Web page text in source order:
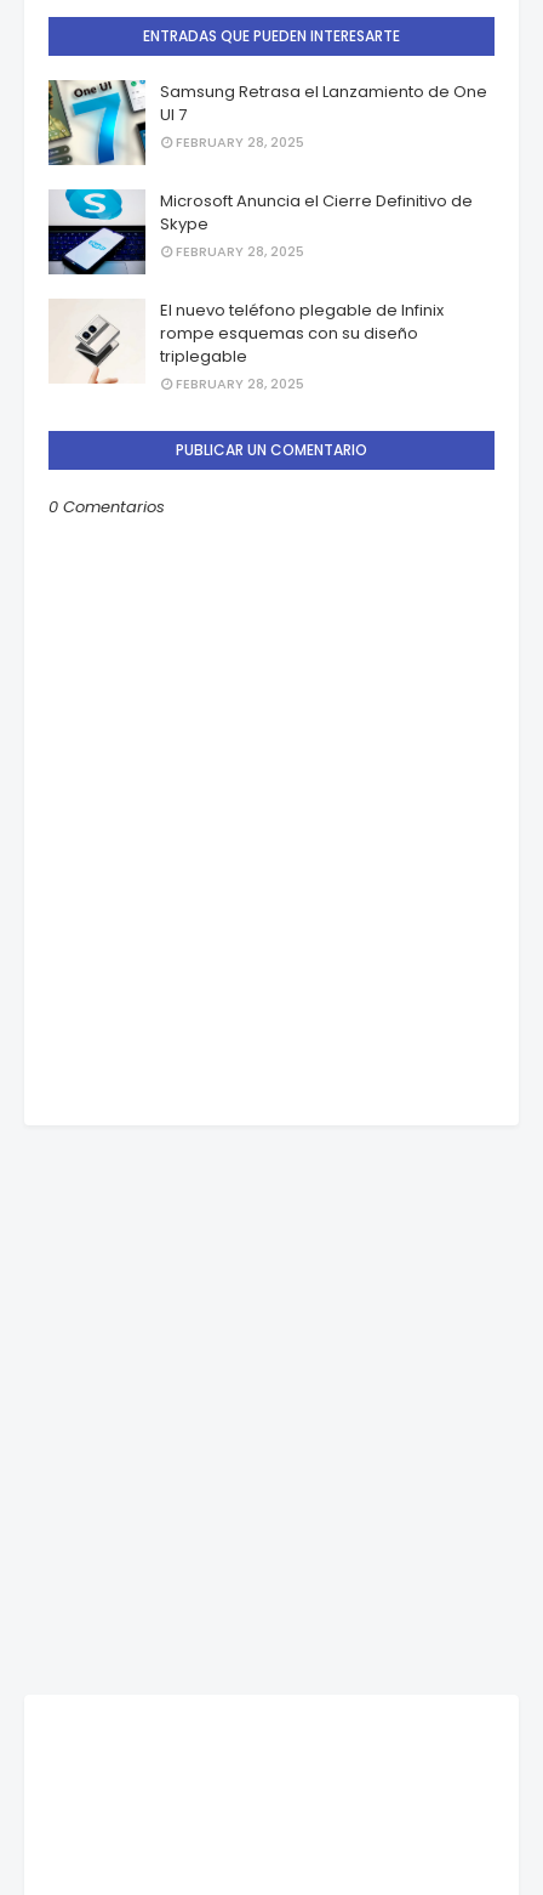
ENTRADAS QUE PUEDEN INTERESARTE
Samsung Retrasa el Lanzamiento de One
UI 7
FEBRUARY 28, 2025
Microsoft Anuncia el Cierre Definitivo de
Skype
FEBRUARY 28, 2025
El nuevo teléfono plegable de Infinix
rompe esquemas con su diseño
triplegable
FEBRUARY 28, 2025
PUBLICAR UN COMENTARIO
0 Comentarios